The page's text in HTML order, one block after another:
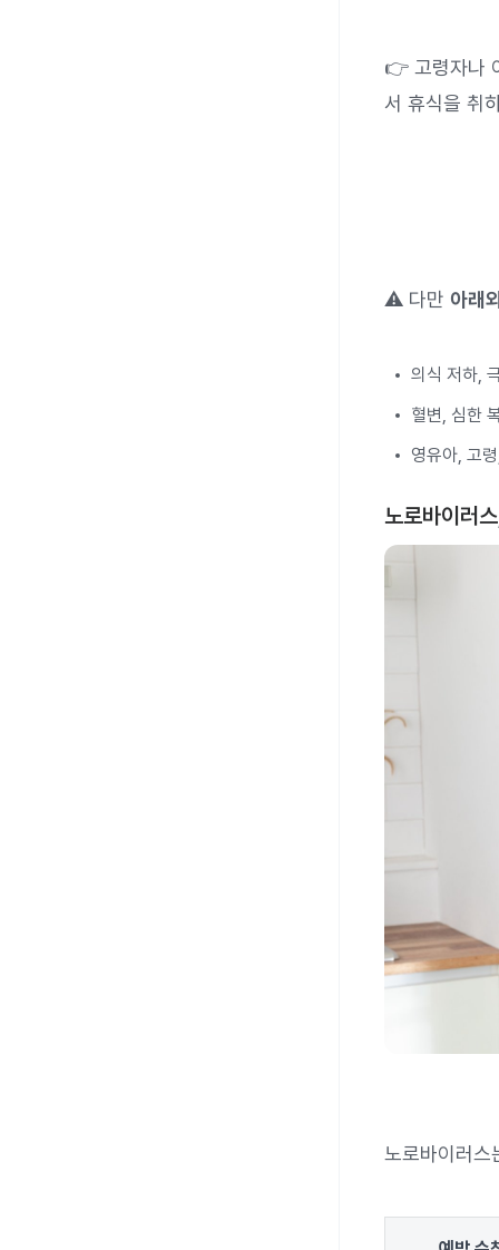
👉 고령자나
서 휴식을 취
⚠️ 다만 아래
의식 저하,
혈변, 심한
영유아, 고
노로바이러
노로바이러스